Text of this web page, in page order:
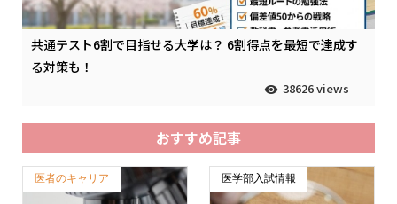
共通テスト6割で目指せる大学は？ 6割得点を最短で達成す
る対策も！
38626 views
おすすめ記事
医者のキャリア 医学部入試情報